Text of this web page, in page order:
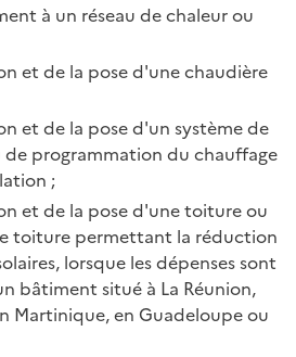
à un réseau de chaleur ou
et de la pose d'une chaudière
et de la pose d'un système de
de programmation du chauffage
;
et de la pose d'une toiture ou
toiture permettant la réduction
lorsque les dépenses sont
bâtiment situé à La Réunion,
Martinique, en Guadeloupe ou